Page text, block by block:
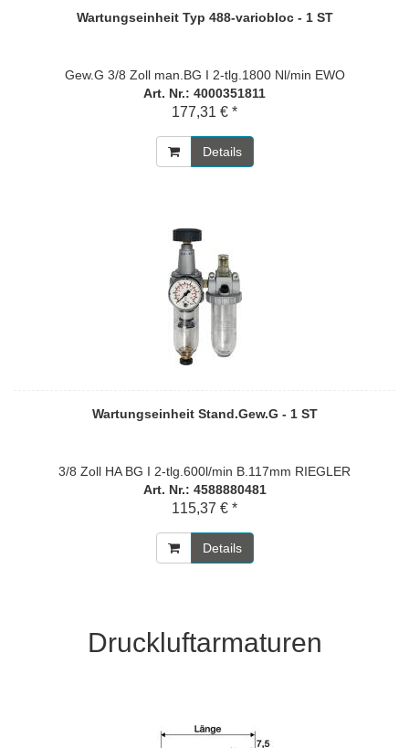
Wartungseinheit Typ 488-variobloc - 1 ST
Gew.G 3/8 Zoll man.BG I 2-tlg.1800 Nl/min EWO
Art. Nr.: 4000351811
177,31 € *
Details
Wartungseinheit Stand.Gew.G - 1 ST
3/8 Zoll HA BG I 2-tlg.600l/min B.117mm RIEGLER
Art. Nr.: 4588880481
115,37 € *
Details
Druckluftarmaturen